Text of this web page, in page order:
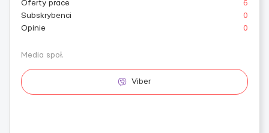
Oferty prace
6
Subskrybenci
0
Opinie
0
Media społ.
Viber